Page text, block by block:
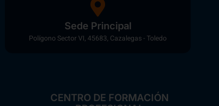
Sede Principal
Polígono Sector VI, 45683, Cazalegas - Toledo
CENTRO DE FORMACIÓN